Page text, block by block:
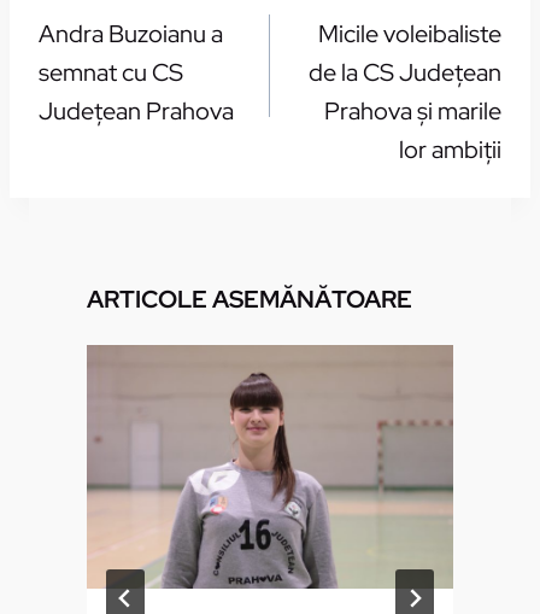
ARTICOLE
Andra Buzoianu a
semnat cu CS
Judeţean Prahova
Micile voleibaliste
de la CS Judeţean
Prahova şi marile
lor ambiţii
ARTICOLE ASEMĂNĂTOARE